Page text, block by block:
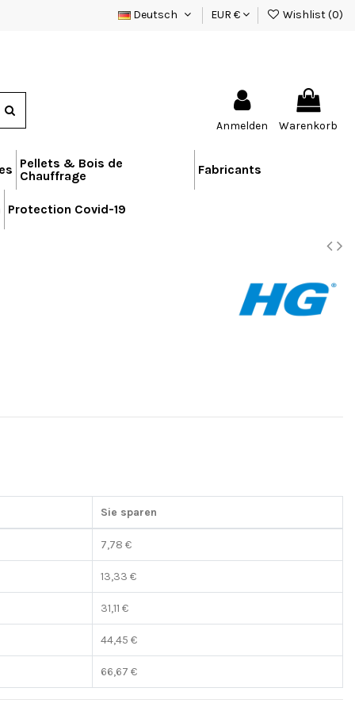
Deutsch EUR € Wishlist (0)
Anmelden Warenkorb
Pellets & Bois de
Chauffrage
Fabricants
Protection Covid-19
Sie sparen
7,78 €
13,33 €
31,11 €
44,45 €
66,67 €